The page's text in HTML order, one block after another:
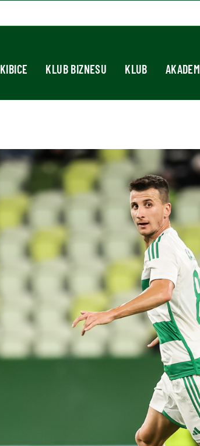
KIBICE KLUB BIZNESU KLUB